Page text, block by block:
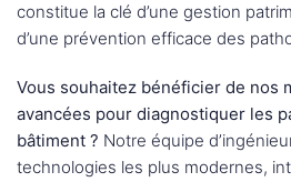
constitue la clé d’une gestion
d’une prévention efficace des
Vous souhaitez bénéficier de nos
avancées pour diagnostiquer les
bâtiment ? Notre équipe
technologies les plus modernes,